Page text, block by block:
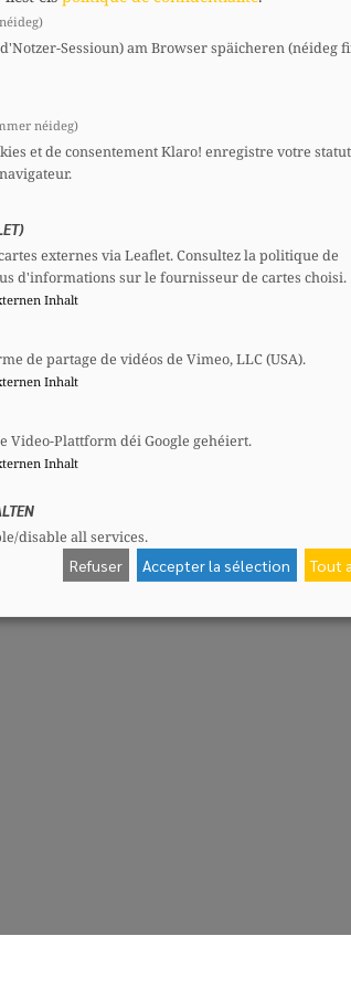
:Vice-président
national :Membre
Sessioun) am Browser späicheren (néideg
néideg)
et de consentement Klaro! enregistre votre
externes via Leaflet. Consultez la politique de
d'informations sur le fournisseur de cartes choisi.
Inhalt
de partage de vidéos de Vimeo, LLC (USA).
Inhalt
Video-Plattform déi Google gehéiert.
Inhalt
disable all services.
Refuser Accepter la sélection Tout